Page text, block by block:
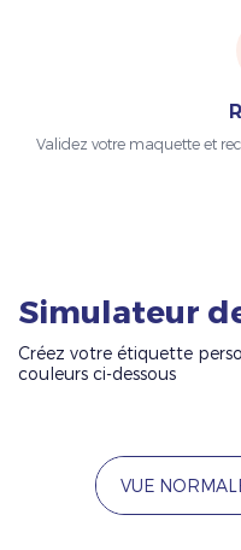
Validez votre maquette et
Simulateur
Créez votre étiquette
couleurs ci-dessous
VUE